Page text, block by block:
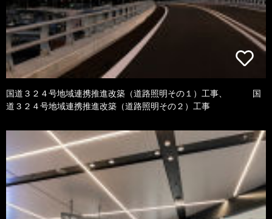
国道３２４号地域連携推進改築（道路照明その１）工事、 国
道３２４号地域連携推進改築（道路照明その２）工事